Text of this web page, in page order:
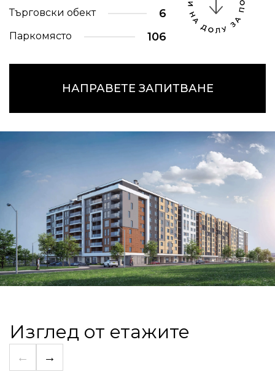
Търговски обект 6
Паркомясто 106
НАПРАВЕТЕ ЗАПИТВАНЕ
Изглед от етажите
← →